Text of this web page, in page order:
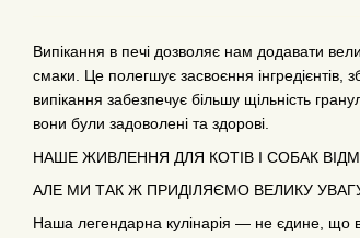
Випікання в печі дозволяє нам додавати
смаки. Це полегшує засвоєння інгредієнтів,
випікання забезпечує більшу щільність
вони були задоволені та здорові.
НАШЕ ЖИВЛЕННЯ ДЛЯ КОТІВ І СОБАК
АЛЕ МИ ТАК Ж ПРИДІЛЯЄМО ВЕЛИКУ
Наша легендарна кулінарія — не єдине, що